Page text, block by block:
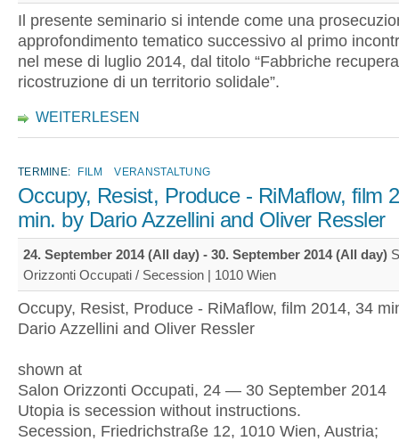
Il presente seminario si intende come una
approfondimento tematico successivo al primo
nel mese di luglio 2014, dal titolo “Fabbriche
ricostruzione di un territorio solidale”.
WEITERLESEN
TERMINE: FILM VERANSTALTUNG
Occupy, Resist, Produce - RiMaflow, film
min. by Dario Azzellini and Oliver Ressler
24. September 2014 (All day) - 30. September 2014 (All day)
Orizzonti Occupati / Secession | 1010 Wien
Occupy, Resist, Produce - RiMaflow, film 2014, 34
Dario Azzellini and Oliver Ressler
shown at
Salon Orizzonti Occupati, 24 — 30 September 2014
Utopia is secession without instructions.
Secession, Friedrichstraße 12, 1010 Wien, Austria;